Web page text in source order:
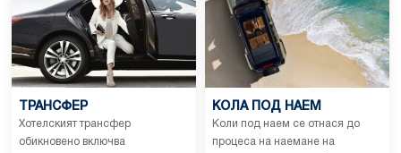
ТРАНСФЕР
Хотелският трансфер
обикновено включва
КОЛА ПОД НАЕМ
Коли под наем се отнася до
процеса на наемане на